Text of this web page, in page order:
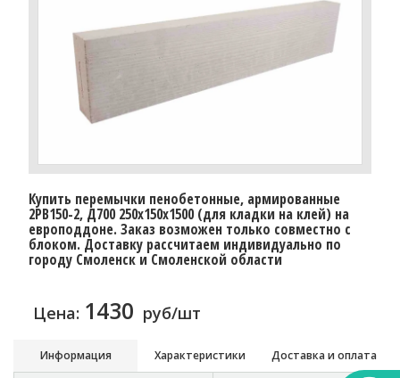
Купить перемычки пенобетонные, армированные
2PB150-2, Д700 250х150х1500 (для кладки на клей) на
европоддоне. Заказ возможен только совместно с
блоком. Доставку рассчитаем индивидуально по
городу Смоленск и Смоленской области
Цена: 1430 руб/шт
Информация Характеристики Доставка и оплата